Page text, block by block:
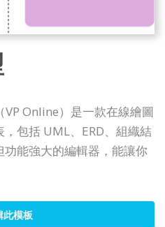
Online）是一款在線繪圖
包括 UML、ERD、組織結
能強大的編輯器，能讓你
此模板